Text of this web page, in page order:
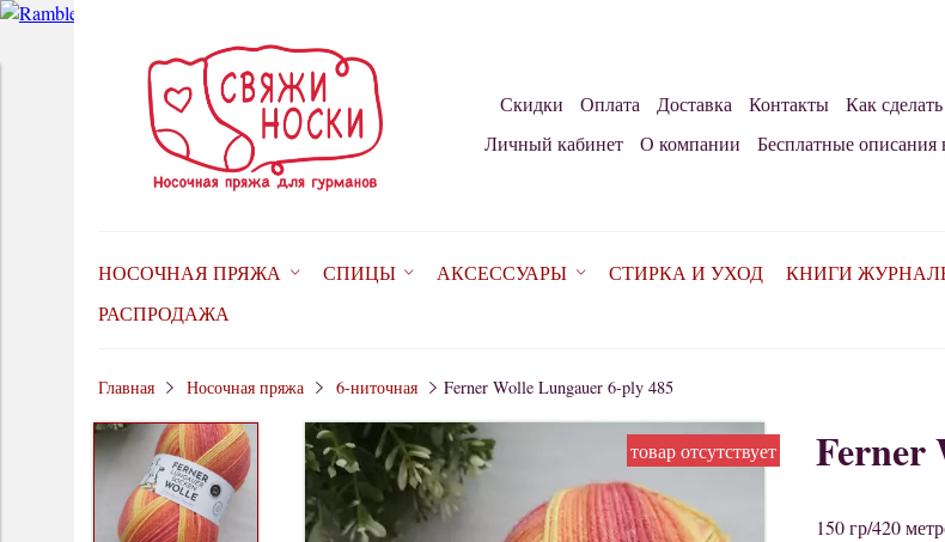
Скидки Оплата Доставка Контакты
Как сделать
Личный кабинет
О компании Бесплатные описания
НОСОЧНАЯ ПРЯЖА СПИЦЫ АКСЕССУАРЫ СТИРКА И УХОД КНИГИ
РАСПРОДАЖА
Главная Носочная пряжа 6-ниточная Ferner Wolle Lungauer 6-ply 485
товар отсутствует Ferner
150 гр/420